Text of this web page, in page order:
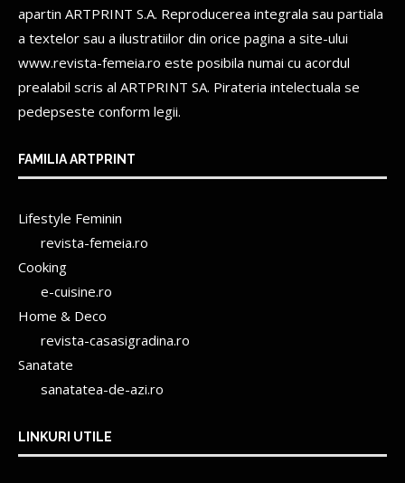
apartin ARTPRINT S.A. Reproducerea integrala sau partiala
a textelor sau a ilustratiilor din orice pagina a site-ului
www.revista-femeia.ro este posibila numai cu acordul
prealabil scris al ARTPRINT SA. Pirateria intelectuala se
pedepseste conform legii.
FAMILIA ARTPRINT
Lifestyle Feminin
revista-femeia.ro
Cooking
e-cuisine.ro
Home & Deco
revista-casasigradina.ro
Sanatate
sanatatea-de-azi.ro
LINKURI UTILE